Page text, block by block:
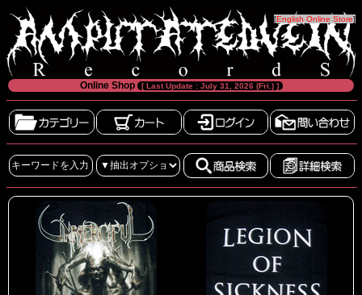
[English Online Store]
Online Shop [ Last Update : July 31, 2026 (Fri.) ]